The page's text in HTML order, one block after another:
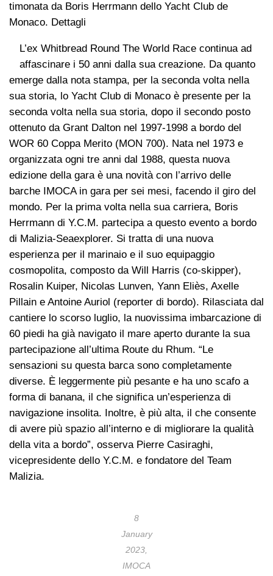
timonata da Boris Herrmann dello Yacht Club de
Monaco. Dettagli
L’ex Whitbread Round The World Race continua ad
affascinare i 50 anni dalla sua creazione. Da quanto
emerge dalla nota stampa, per la seconda volta nella
sua storia, lo Yacht Club di Monaco è presente per la
seconda volta nella sua storia, dopo il secondo posto
ottenuto da Grant Dalton nel 1997-1998 a bordo del
WOR 60 Coppa Merito (MON 700). Nata nel 1973 e
organizzata ogni tre anni dal 1988, questa nuova
edizione della gara è una novità con l’arrivo delle
barche IMOCA in gara per sei mesi, facendo il giro del
mondo. Per la prima volta nella sua carriera, Boris
Herrmann di Y.C.M. partecipa a questo evento a bordo
di Malizia-Seaexplorer. Si tratta di una nuova
esperienza per il marinaio e il suo equipaggio
cosmopolita, composto da Will Harris (co-skipper),
Rosalin Kuiper, Nicolas Lunven, Yann Eliès, Axelle
Pillain e Antoine Auriol (reporter di bordo). Rilasciata dal
cantiere lo scorso luglio, la nuovissima imbarcazione di
60 piedi ha già navigato il mare aperto durante la sua
partecipazione all’ultima Route du Rhum. “Le
sensazioni su questa barca sono completamente
diverse. È leggermente più pesante e ha uno scafo a
forma di banana, il che significa un’esperienza di
navigazione insolita. Inoltre, è più alta, il che consente
di avere più spazio all’interno e di migliorare la qualità
della vita a bordo”, osserva Pierre Casiraghi,
vicepresidente dello Y.C.M. e fondatore del Team
Malizia.
8
January
2023,
IMOCA